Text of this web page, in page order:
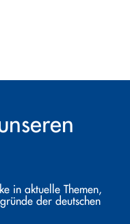
in aktuelle Themen,
der deutschen